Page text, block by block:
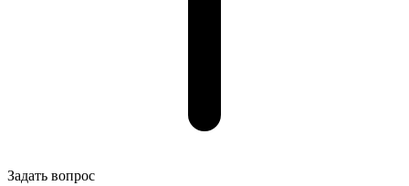
Задать вопрос